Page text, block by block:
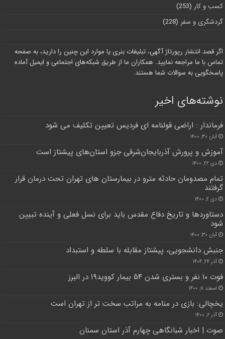
کسب و کار (253)
گردشگری و سفر (228)
اگر قصد انتشار رپورتاژ آگهی، تبلیغات بنری یا موارد این چنین را دارید، به صفحه
تماس با ما مراجعه نمایید. همکاران ما از طریق شبکه‌های اجتماعی و ایمیل آماده
پاسخگویی به سوالات شما هستند.
نوشته‌های اخیر
فرماندار : اراضی قولنامه ای فردیس تعیین تکلیف می شود
آبان ۳۰, ۱۴۰۰
آموزش‌ و پرورش آذربایجان‌شرقی جزو استان‌های پیشتاز است
دی ۲۲, ۱۴۰۰
تمام مصدومان حادثه مترو در بیمارستان های تهران تحت درمان قرار
گرفتند
دی ۲, ۱۴۰۰
دستاوردها و تاریخ دفاع مقدس باید برای نسل فعلی و آینده تبیین
شود
آبان ۳۰, ۱۴۰۰
جنبش دانشجویی، پیشتاز مقابله با سلطه و استبداد
آذر ۲۴, ۱۴۰۴
فوت ۱۰ نفر و بستری شدن ۵۴ بیمار کووید۱۹ در البرز
اسفند ۱۱, ۱۴۰۰
یخچالی: بازی در منامه به مراتب سخت تر از تهران است
آذر ۶, ۱۴۰۰
صوت | اخبار شبانگاهی چهارم آذر استان سمنان